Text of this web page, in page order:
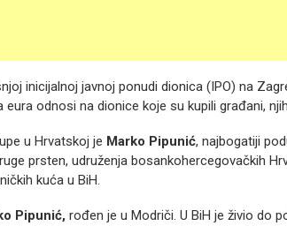
inicijalnoj javnoj ponudi dionica (IPO) na
odnosi na dionice koje su kupili građani,
u Hrvatskoj je Marko Pipunić, najbogatiji
prsten, udruženja bosankohercegovačkih
kuća u BiH.
Pipunić, rođen je u Modriči. U BiH je živio do